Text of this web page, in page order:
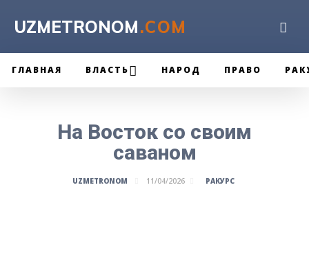
UZMETRONOM.COM
ГЛАВНАЯ ВЛАСТЬ НАРОД ПРАВО
На Восток со своим
саваном
UZMETRONOM 11/04/2026 РАКУРС